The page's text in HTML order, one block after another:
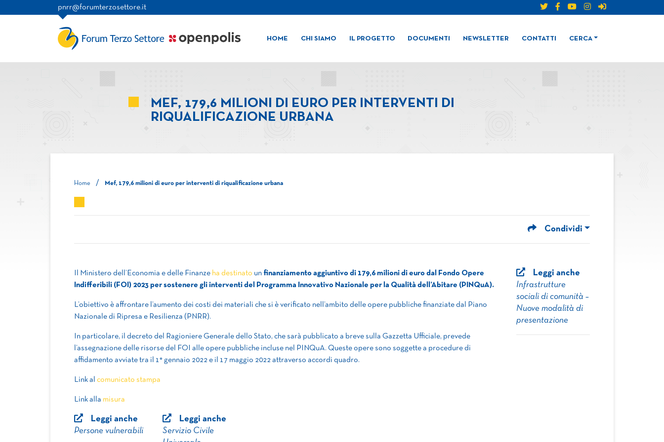
pnrr@forumterzosettore.it
HOME CHI SIAMO IL PROGETTO DOCUMENTI NEWSLETTER CONTATTI CERCA
MEF, 179,6 MILIONI DI EURO PER INTERVENTI DI
RIQUALIFICAZIONE URBANA
Home / Mef, 179,6 milioni di euro per interventi di riqualificazione urbana
Condividi
Il Ministero dell’Economia e delle Finanze ha destinato un finanziamento aggiuntivo di 179,6 milioni di euro dal Fondo Opere
Indifferibili (FOI) 2023 per sostenere gli interventi del Programma Innovativo Nazionale per la Qualità dell’Abitare (PINQuA).
L’obiettivo è affrontare l’aumento dei costi dei materiali che si è verificato nell’ambito delle opere pubbliche finanziate dal Piano
Nazionale di Ripresa e Resilienza (PNRR).
In particolare, il decreto del Ragioniere Generale dello Stato, che sarà pubblicato a breve sulla Gazzetta Ufficiale, prevede
l’assegnazione delle risorse del FOI alle opere pubbliche incluse nel PINQuA. Queste opere sono soggette a procedure di
affidamento avviate tra il 1° gennaio 2022 e il 17 maggio 2022 attraverso accordi quadro.
Link al comunicato stampa
Link alla misura
Leggi anche
Infrastrutture
sociali di comunità –
Nuove modalità di
presentazione
Leggi anche
Persone vulnerabili
Leggi anche
Servizio Civile